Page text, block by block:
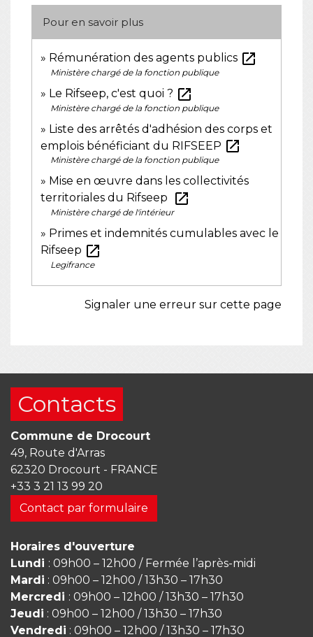
Pour en savoir plus
Rémunération des agents publics open_in_new
Ministère chargé de la fonction publique
Le Rifseep, c'est quoi ? open_in_new
Ministère chargé de la fonction publique
Liste des arrêtés d'adhésion des corps et
emplois bénéficiant du RIFSEEP open_in_new
Ministère chargé de la fonction publique
Mise en œuvre dans les collectivités
territoriales du Rifseep
open_in_new
Ministère chargé de l'intérieur
Primes et indemnités cumulables avec le
Rifseep open_in_new
Legifrance
Signaler une erreur sur cette page
Contacts
Commune de Drocourt
49, Route d'Arras
62320 Drocourt - FRANCE
+33 3 21 13 99 20
Contact par formulaire
Horaires d'ouverture
Lundi : 09h00 – 12h00 / Fermée l’après-midi
Mardi : 09h00 – 12h00 / 13h30 – 17h30
Mercredi : 09h00 – 12h00 / 13h30 – 17h30
Jeudi : 09h00 – 12h00 / 13h30 – 17h30
Vendredi : 09h00 – 12h00 / 13h30 – 17h30